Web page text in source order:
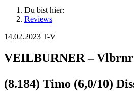
Du bist hier:
Reviews
14.02.2023 T-V
VEILBURNER – Vlbrnr
(8.184) Timo (6,0/10)